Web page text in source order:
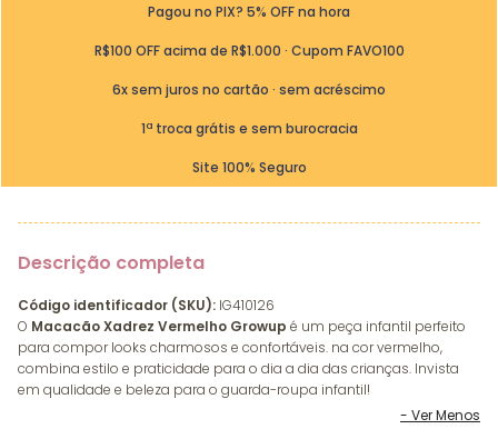
Pagou no PIX? 5% OFF na hora
R$100 OFF acima de R$1.000 · Cupom FAVO100
6x sem juros no cartão · sem acréscimo
1ª troca grátis e sem burocracia
Site 100% Seguro
Descrição completa
Código identificador (SKU): IG410126
O Macacão Xadrez Vermelho Growup é um peça infantil perfeito
para compor looks charmosos e confortáveis. na cor vermelho,
combina estilo e praticidade para o dia a dia das crianças. Invista
em qualidade e beleza para o guarda-roupa infantil!